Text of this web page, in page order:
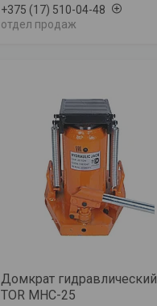
+375 (17) 510-04-48
отдел продаж
Домкрат гидравлический
TOR MHC-25